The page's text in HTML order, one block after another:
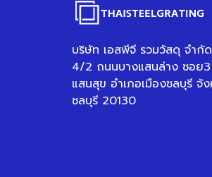
บริษัท เอสพีจี รวมวัสดุ จำกัด
4/2 ถนนบางแสนล่าง ซอย
แสนสุข อำเภอเมืองชลบุรี จั
ชลบุรี 20130